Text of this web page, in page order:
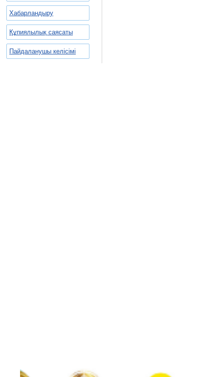
Хабарландыру
Құпиялылық саясаты
Пайдаланушы келісімі